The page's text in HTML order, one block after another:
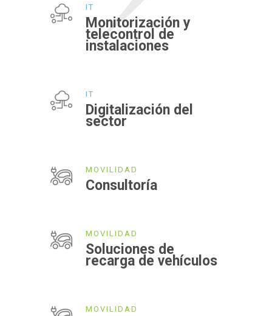
IT
Monitorización y
telecontrol de
instalaciones
IT
Digitalización del
sector
MOVILIDAD
Consultoría
MOVILIDAD
Soluciones de
recarga de vehículos
MOVILIDAD